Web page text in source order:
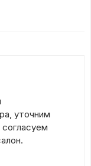
уточним